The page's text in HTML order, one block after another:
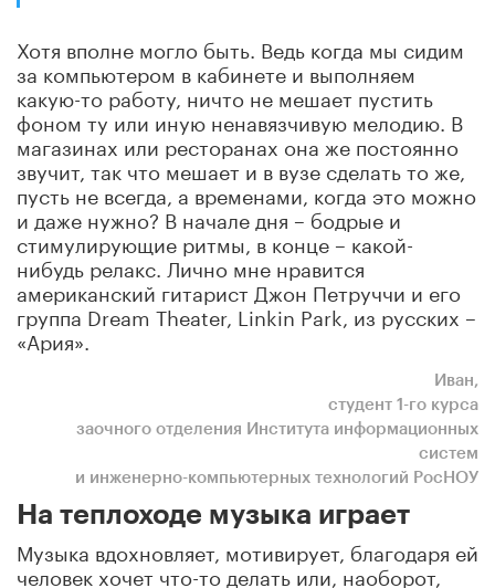
Хотя вполне могло быть. Ведь когда мы сидим
за компьютером в кабинете и выполняем
какую-то работу, ничто не мешает пустить
фоном ту или иную ненавязчивую мелодию. В
магазинах или ресторанах она же постоянно
звучит, так что мешает и в вузе сделать то же,
пусть не всегда, а временами, когда это можно
и даже нужно? В начале дня – бодрые и
стимулирующие ритмы, в конце – какой-
нибудь релакс. Лично мне нравится
американский гитарист Джон Петруччи и его
группа Dream Theater, Linkin Park, из русских –
«Ария».
Иван,
студент 1-го курса
заочного отделения Института информационных
систем
и инженерно-компьютерных технологий РосНОУ
На теплоходе музыка играет
Музыка вдохновляет, мотивирует, благодаря ей
человек хочет что-то делать или, наоборот,